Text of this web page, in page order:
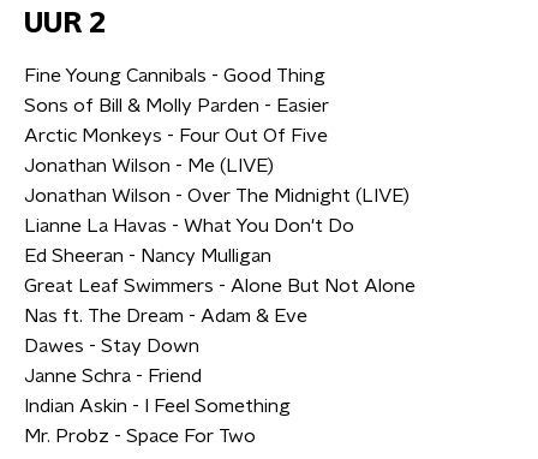
UUR 2
Fine Young Cannibals - Good Thing
Sons of Bill & Molly Parden - Easier
Arctic Monkeys - Four Out Of Five
Jonathan Wilson - Me (LIVE)
Jonathan Wilson - Over The Midnight (LIVE)
Lianne La Havas - What You Don't Do
Ed Sheeran - Nancy Mulligan
Great Leaf Swimmers - Alone But Not Alone
Nas ft. The Dream - Adam & Eve
Dawes - Stay Down
Janne Schra - Friend
Indian Askin - I Feel Something
Mr. Probz - Space For Two